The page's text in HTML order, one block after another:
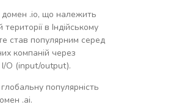
.io, що належить
території в Індійському
став популярним серед
компаній через
I/O (input/output).
популярність
.ai.